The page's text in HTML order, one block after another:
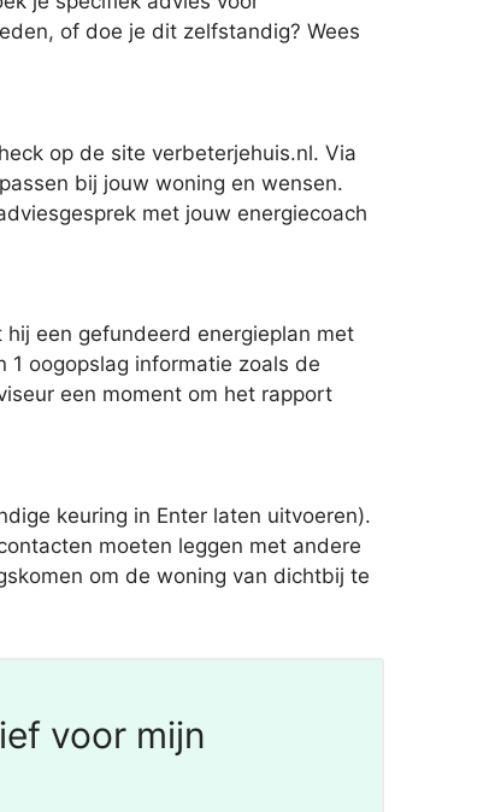
of doe je dit zelfstandig? Wees
op de site verbeterjehuis.nl. Via
bij jouw woning en wensen.
met jouw energiecoach
een gefundeerd energieplan met
oogopslag informatie zoals de
een moment om het rapport
keuring in Enter laten uitvoeren).
moeten leggen met andere
om de woning van dichtbij te
voor mijn